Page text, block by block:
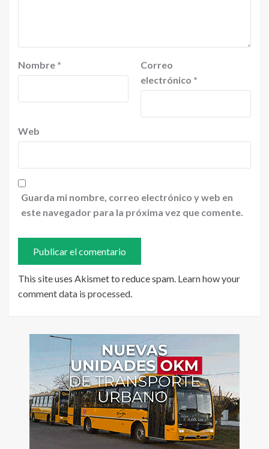
Nombre *
Correo
electrónico *
Web
Guarda mi nombre, correo electrónico y web en
este navegador para la próxima vez que comente.
This site uses Akismet to reduce spam. Learn how your
comment data is processed.